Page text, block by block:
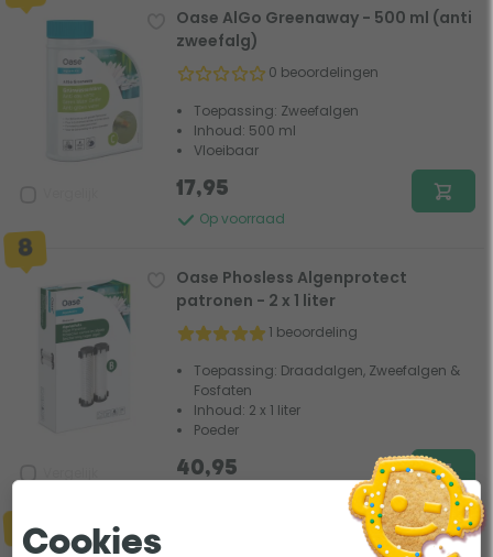
Oase AlGo Greenaway - 500 ml (anti
zweefalg)
0 beoordelingen
Toepassing: Zweefalgen
Inhoud: 500 ml
Vloeibaar
Op voorraad
17,95
Oase Phosless Algenprotect
patronen - 2 x 1 liter
1 beoordeling
Toepassing: Draadalgen, Zweefalgen &
Fosfaten
Inhoud: 2 x 1 liter
Poeder
40,95
Cookies